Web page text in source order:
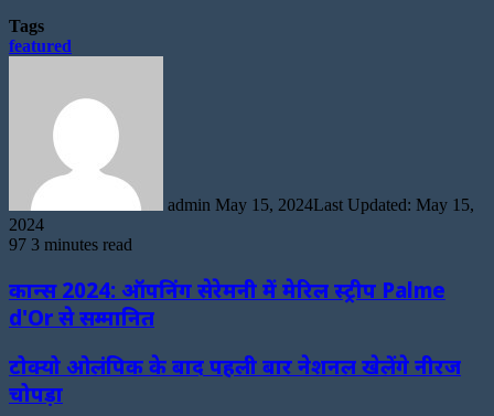
Tags
featured
admin May 15, 2024Last Updated: May 15,
2024
97 3 minutes read
कान्स 2024: ऑपनिंग सेरेमनी में मेरिल स्ट्रीप Palme
d'Or से सम्मानित
टोक्यो ओलंपिक के बाद पहली बार नेशनल खेलेंगे नीरज
चोपड़ा